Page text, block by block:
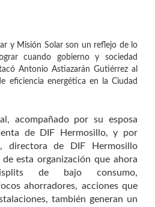
y Misión Solar son un reflejo de lo
cuando gobierno y sociedad
Antonio Astiazarán Gutiérrez al
eficiencia energética en la Ciudad
acompañado por su esposa
de DIF Hermosillo, y por
directora de DIF Hermosillo
esta organización que ahora
de bajo consumo,
ahorradores, acciones que
también generan un